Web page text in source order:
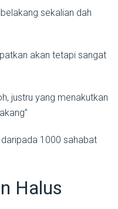
sekalian dah
akan tetapi sangat
justru yang menakutkan
1000 sahabat
Halus